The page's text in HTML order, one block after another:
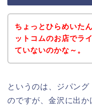
ちょっとひらめいた
ットコムのお店でラ
ていないのかな～。
というのは、ジパン
のですが、金沢に出か